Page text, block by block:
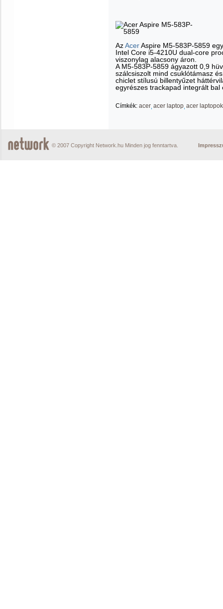
AzAcerAspire M5-583P-5859
Intel Core i5-4210U dual-core
viszonylag alacsony áron.
A M5-583P-5859 ágyazott 0,9
szálcsiszolt mind csuklótámasz
chiclet stílusú billentyűzet
egyrészes trackapad integrált bal
Címkék: acer acer laptop acer laptopok
© 2007 Copyright Network.hu Minden jog fenntartva.